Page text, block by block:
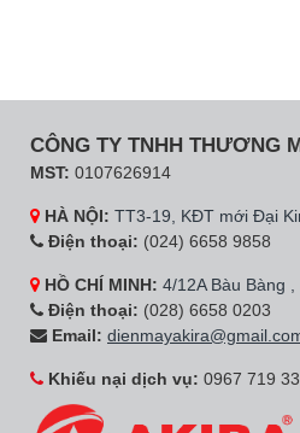
CÔNG TY TNHH THƯƠNG
MST: 0107626914
HÀ NỘI: TT3-19, KĐT mới Đại
Điện thoại: (024) 6658 9858
HỒ CHÍ MINH: 4/12A Bàu Bàng
Điện thoại: (028) 6658 0203
Email:
Khiếu nại dịch vụ: 0967 719